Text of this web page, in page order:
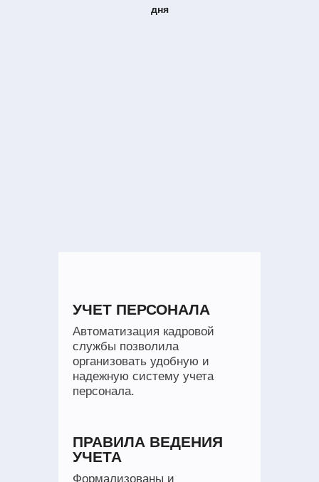
дня
УЧЕТ ПЕРСОНАЛА
Автоматизация кадровой
службы позволила
организовать удобную и
надежную систему учета
персонала.
ПРАВИЛА ВЕДЕНИЯ
УЧЕТА
Формализованы и